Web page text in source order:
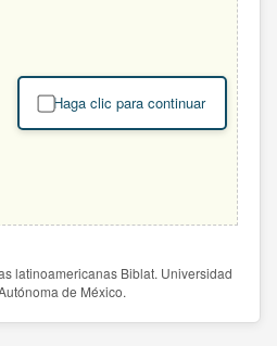
Haga clic para continuar
latinoamericanas Biblat. Universidad
de México.